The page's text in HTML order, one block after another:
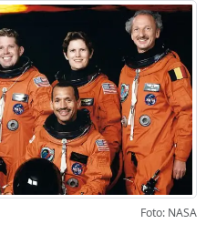
Foto: NASA